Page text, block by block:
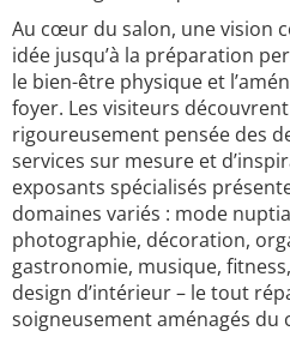
Au cœur du salon, une vision
idée jusqu’à la préparation
le bien-être physique et
foyer. Les visiteurs
rigoureusement pensée des
services sur mesure et
exposants spécialisés
domaines variés : mode
photographie, décoration,
gastronomie, musique,
design d’intérieur – le tout
soigneusement aménagés du